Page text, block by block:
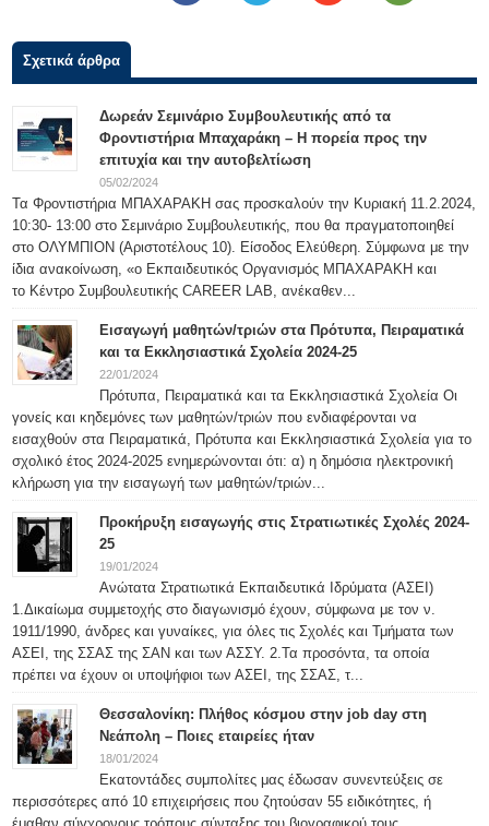
Σχετικά άρθρα
Δωρεάν Σεμινάριο Συμβουλευτικής από τα
Φροντιστήρια Μπαχαράκη – Η πορεία προς την
επιτυχία και την αυτοβελτίωση
05/02/2024
Τα Φροντιστήρια ΜΠΑΧΑΡΑΚΗ σας προσκαλούν την Κυριακή 11.2.2024,
10:30- 13:00 στο Σεμινάριο Συμβουλευτικής, που θα πραγματοποιηθεί
στο ΟΛΥΜΠΙΟΝ (Αριστοτέλους 10). Είσοδος Ελεύθερη. Σύμφωνα με την
ίδια ανακοίνωση, «ο Εκπαιδευτικός Οργανισμός ΜΠΑΧΑΡΑΚΗ και
το Κέντρο Συμβουλευτικής CAREER LAB, ανέκαθεν...
Εισαγωγή μαθητών/τριών στα Πρότυπα, Πειραματικά
και τα Εκκλησιαστικά Σχολεία 2024-25
22/01/2024
Πρότυπα, Πειραματικά και τα Εκκλησιαστικά Σχολεία Οι
γονείς και κηδεμόνες των μαθητών/τριών που ενδιαφέρονται να
εισαχθούν στα Πειραματικά, Πρότυπα και Εκκλησιαστικά Σχολεία για το
σχολικό έτος 2024-2025 ενημερώνονται ότι: α) η δημόσια ηλεκτρονική
κλήρωση για την εισαγωγή των μαθητών/τριών...
Προκήρυξη εισαγωγής στις Στρατιωτικές Σχολές 2024-
25
19/01/2024
Ανώτατα Στρατιωτικά Εκπαιδευτικά Ιδρύματα (ΑΣΕΙ)
1.Δικαίωμα συμμετοχής στο διαγωνισμό έχουν, σύμφωνα με τον ν.
1911/1990, άνδρες και γυναίκες, για όλες τις Σχολές και Τμήματα των
ΑΣΕΙ, της ΣΣΑΣ της ΣΑΝ και των ΑΣΣΥ. 2.Τα προσόντα, τα οποία
πρέπει να έχουν οι υποψήφιοι των ΑΣΕΙ, της ΣΣΑΣ, τ...
Θεσσαλονίκη: Πλήθος κόσμου στην job day στη
Νεάπολη – Ποιες εταιρείες ήταν
18/01/2024
Εκατοντάδες συμπολίτες μας έδωσαν συνεντεύξεις σε
περισσότερες από 10 επιχειρήσεις που ζητούσαν 55 ειδικότητες, ή